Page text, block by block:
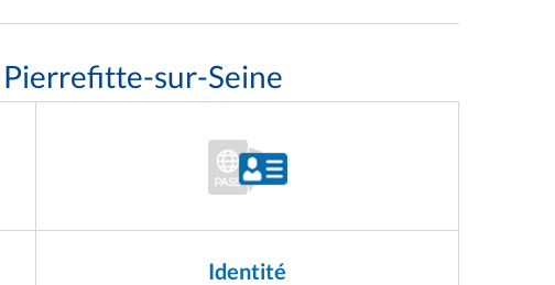
sur-Seine
Identité